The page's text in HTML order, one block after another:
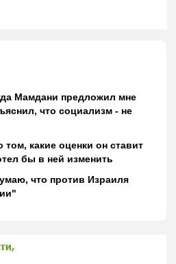
Мамдани предложил мне
что социализм - не
какие оценки он ставит
бы в ней изменить
что против Израиля